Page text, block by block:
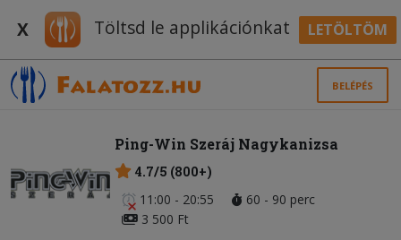
X Töltsd le applikációnkat LETÖLTÖM
BELÉPÉS
Ping-Win Szeráj Nagykanizsa
4.7/5 (800+)
11:00 - 20:55
60 - 90 perc
3 500 Ft